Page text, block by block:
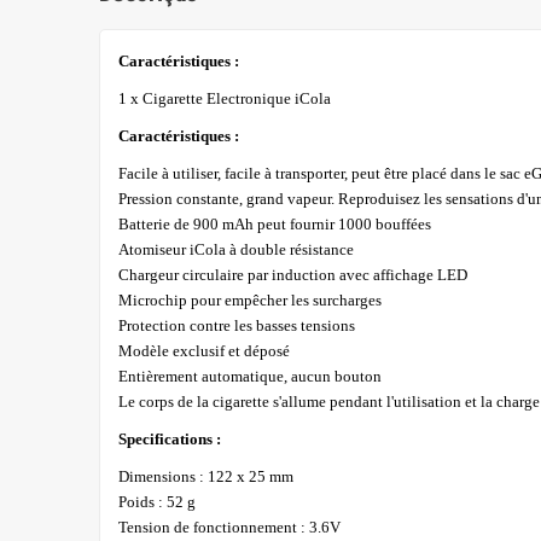
Caractéristiques :
1 x Cigarette Electronique iCola
Caractéristiques :
Facile à utiliser, facile à transporter, peut être placé dans le sac
Pression constante, grand vapeur. Reproduisez les sensations
Batterie de 900 mAh peut fournir 1000 bouffées
Atomiseur iCola à double résistance
Chargeur circulaire par induction avec affichage LED
Microchip pour empêcher les surcharges
Protection contre les basses tensions
Modèle exclusif et déposé
Entièrement automatique, aucun bouton
Le corps de la cigarette s'allume pendant l'utilisation et la charge
Specifications :
Dimensions : 122 x 25 mm
Poids : 52 g
Tension de fonctionnement : 3.6V